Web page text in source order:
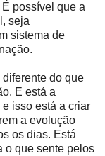
possível que a
seja
sistema de
do que
E está a
isso está a criar
a evolução
os dias. Está
o que sente pelos